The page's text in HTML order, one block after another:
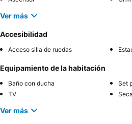
Ver más
Accesibilidad
Acceso silla de ruedas
Equipamiento de la habitación
Baño con ducha
Set
TV
Ver más